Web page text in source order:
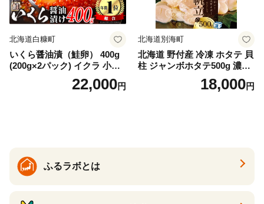
北海道白糠町
いくら醤油漬（鮭卵） 400g
(200g×2パック) イクラ 小分
け いくら醤油漬 鮭いくら い
くら醤油漬け 鮭 鮭卵 ikura
22,000円
北海道別海町
北海道 野付産 冷凍 ホタテ 貝
柱 ジャンボホタテ500g 濃厚
な旨味と甘み （ほたて ホタ
テ 帆立 貝柱 ホタテ貝柱 大玉
18,000円
ふるラボとは